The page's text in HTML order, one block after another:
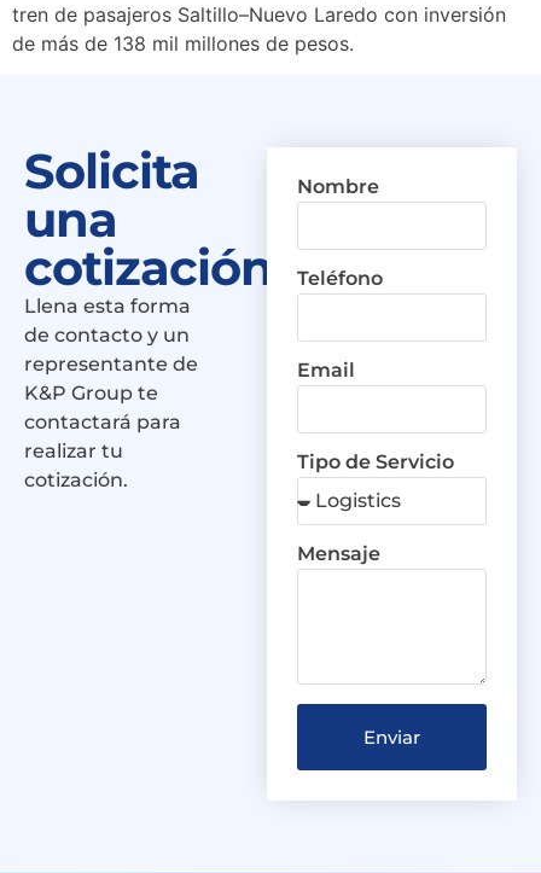
tren de pasajeros Saltillo–Nuevo Laredo con inversión
de más de 138 mil millones de pesos.
Solicita
una
cotización
Llena esta forma
de contacto y un
representante de
K&P Group te
contactará para
realizar tu
cotización.
Nombre
Teléfono
Email
Tipo de Servicio
Mensaje
Enviar